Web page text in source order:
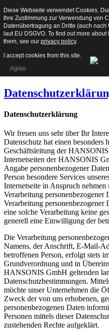
Startseite
Kontakt
Impressum
Datenschutzerklärung
Aktuelle Seite:
Datenschutzerklärung
Datenschutzerklärung
Wir freuen uns sehr über Ihr
Datenschutz hat einen besonders
Geschäftsleitung der
Internetseiten der HANSONIS
Angabe personenbezogener
Person besondere Services
Internetseite in Anspruch
Verarbeitung
Verarbeitung
eine solche Verarbeitung keine
generell eine Einwilligung der
Die Verarbeitung
Namens, der Anschrift, E-Mail-
betroffenen Person, erfolgt stets
Grundverordnung und in
HANSONIS GmbH geltenden
Datenschutzbestimmungen.
möchte unser Unternehmen die
Zweck der von uns erhobenen,
personenbezogenen Daten
Personen mittels dieser
zustehenden Rechte aufgeklärt.
Diese Webseite verwendet Cookies.
Ihre Zustimmung zur Verwendung von
Datenübertragung an Dritte (auch
laut EU DSGVO. To find out more
them, see our privacy policy.
I accept cookies from this site.
Agree